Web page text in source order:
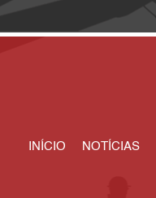
INÍCIO NOTÍCIAS